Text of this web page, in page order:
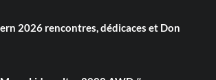
2026 rencontres, dédicaces et Don